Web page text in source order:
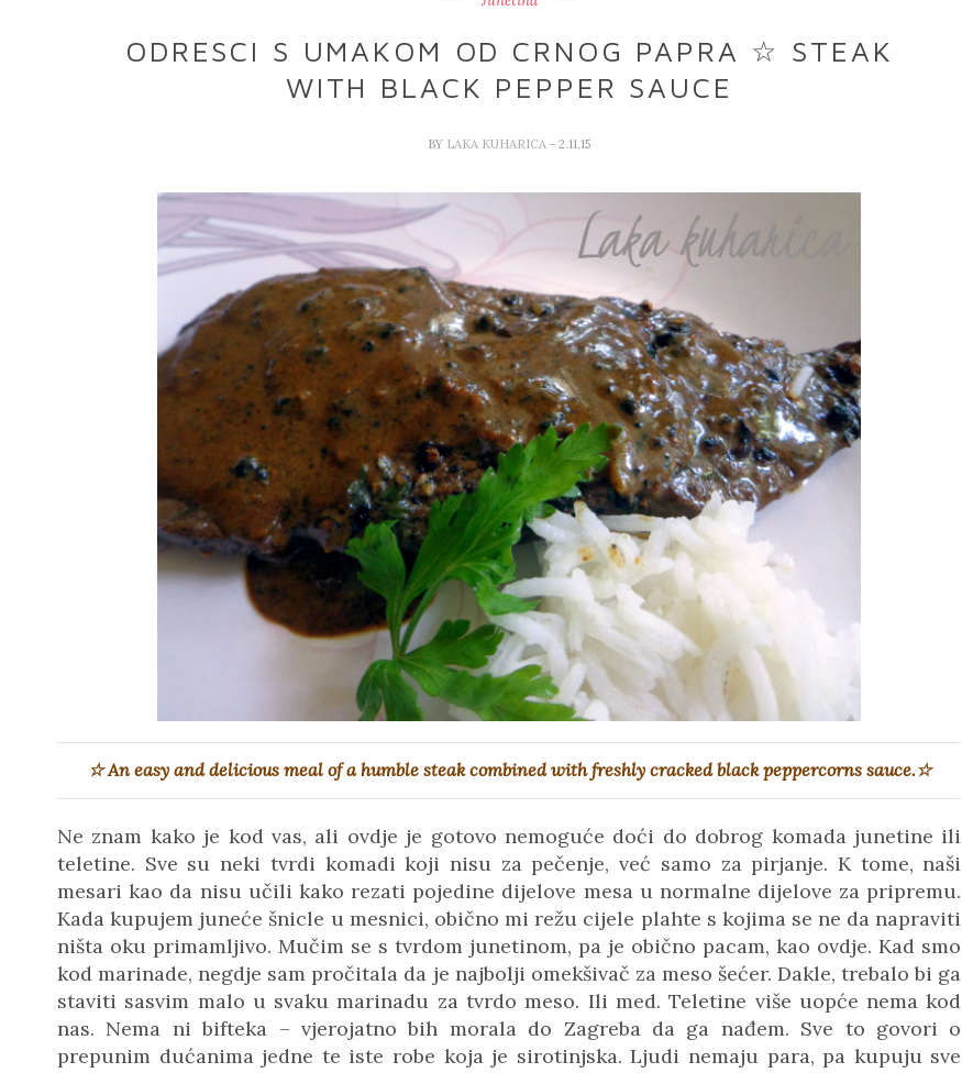
ODRESCI S UMAKOM OD CRNOG PAPRA ☆ STEAK
WITH BLACK PEPPER SAUCE
BY LAKA KUHARICA - 2.11.15
☆ An easy and delicious meal of a humble steak combined with freshly cracked black peppercorns sauce.☆
Ne znam kako je kod vas, ali ovdje je gotovo nemoguće doći do dobrog komada junetine ili
teletine. Sve su neki tvrdi komadi koji nisu za pečenje, već samo za pirjanje. K tome, naši
mesari kao da nisu učili kako rezati pojedine dijelove mesa u normalne dijelove za pripremu.
Kada kupujem juneće šnicle u mesnici, obično mi režu cijele plahte s kojima se ne da napraviti
ništa oku primamljivo. Mučim se s tvrdom junetinom, pa je obično pacam, kao ovdje. Kad smo
kod marinade, negdje sam pročitala da je najbolji omekšivač za meso šećer. Dakle, trebalo bi ga
staviti sasvim malo u svaku marinadu za tvrdo meso. Ili med. Teletine više uopće nema kod
nas. Nema ni bifteka – vjerojatno bih morala do Zagreba da ga nađem. Sve to govori o
prepunim dućanima jedne te iste robe koja je sirotinjska. Ljudi nemaju para, pa kupuju sve